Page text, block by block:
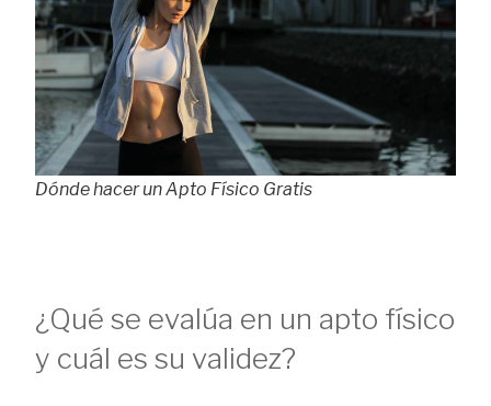
Dónde hacer un Apto Físico Gratis
¿Qué se evalúa en un apto físico
y cuál es su validez?